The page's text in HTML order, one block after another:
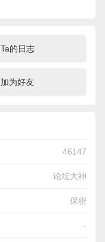
Ta的日志
加为好友
46147
论坛大神
保密
-